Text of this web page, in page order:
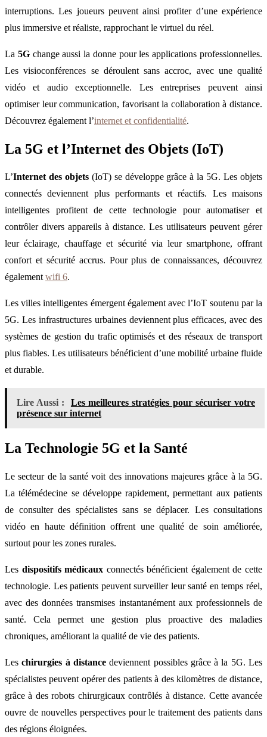
interruptions. Les joueurs peuvent ainsi profiter d’une expérience
plus immersive et réaliste, rapprochant le virtuel du réel.
La 5Gchange aussi la donne pour les applications professionnelles.
Les visioconférences se déroulent sans accroc, avec une qualité
vidéo et audio exceptionnelle. Les entreprises peuvent ainsi
optimiser leur communication, favorisant la collaboration à distance.
Découvrez également l’internet et confidentialité.
La 5G et l’Internet des Objets (IoT)
L’Internet des objets(IoT) se développe grâce à la 5G. Les objets
connectés deviennent plus performants et réactifs. Les maisons
intelligentes profitent de cette technologie pour automatiser et
contrôler divers appareils à distance. Les utilisateurs peuvent gérer
leur éclairage, chauffage et sécurité via leur smartphone, offrant
confort et sécurité accrus. Pour plus de connaissances, découvrez
égalementwifi 6.
Les villes intelligentes émergent également avec l’IoT soutenu par la
5G. Les infrastructures urbaines deviennent plus efficaces, avec des
systèmes de gestion du trafic optimisés et des réseaux de transport
plus fiables. Les utilisateurs bénéficient d’une mobilité urbaine fluide
et durable.
Lire Aussi :
Les meilleures stratégies pour sécuriser votre
présence sur internet
La Technologie 5G et la Santé
Le secteur de la santé voit des innovations majeures grâce à la 5G.
La télémédecine se développe rapidement, permettant aux patients
de consulter des spécialistes sans se déplacer. Les consultations
vidéo en haute définition offrent une qualité de soin améliorée,
surtout pour les zones rurales.
Les dispositifs médicaux connectés bénéficient également de cette
technologie. Les patients peuvent surveiller leur santé en temps réel,
avec des données transmises instantanément aux professionnels de
santé. Cela permet une gestion plus proactive des maladies
chroniques, améliorant la qualité de vie des patients.
Leschirurgies à distancedeviennent possibles grâce à la 5G. Les
spécialistes peuvent opérer des patients à des kilomètres de distance,
grâce à des robots chirurgicaux contrôlés à distance. Cette avancée
ouvre de nouvelles perspectives pour le traitement des patients dans
des régions éloignées.